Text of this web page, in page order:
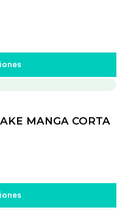
MANGA CORTA